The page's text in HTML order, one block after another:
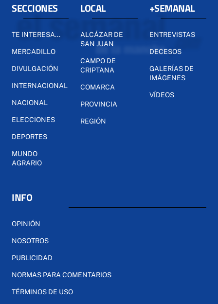
SECCIONES
TE INTERESA...
MERCADILLO
DIVULGACIÓN
INTERNACIONAL
NACIONAL
ELECCIONES
DEPORTES
MUNDO
AGRARIO
LOCAL
ALCÁZAR DE
SAN JUAN
CAMPO DE
CRIPTANA
COMARCA
PROVINCIA
REGIÓN
+SEMANAL
ENTREVISTAS
DECESOS
GALERÍAS DE
IMÁGENES
VÍDEOS
INFO
OPINIÓN
NOSOTROS
PUBLICIDAD
NORMAS PARA COMENTARIOS
TÉRMINOS DE USO